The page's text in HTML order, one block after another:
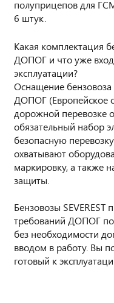
полуприцепов для
6 штук.
Какая комплектация
ДОПОГ и что уже
эксплуатации?
Оснащение бензовоза
ДОПОГ (Европейское
дорожной перевозке
обязательный набор
безопасную
охватывают
маркировку, а также
защиты.
Бензовозы SEVEREST
требований ДОПОГ
без необходимости
вводом в работу. Вы
готовый к